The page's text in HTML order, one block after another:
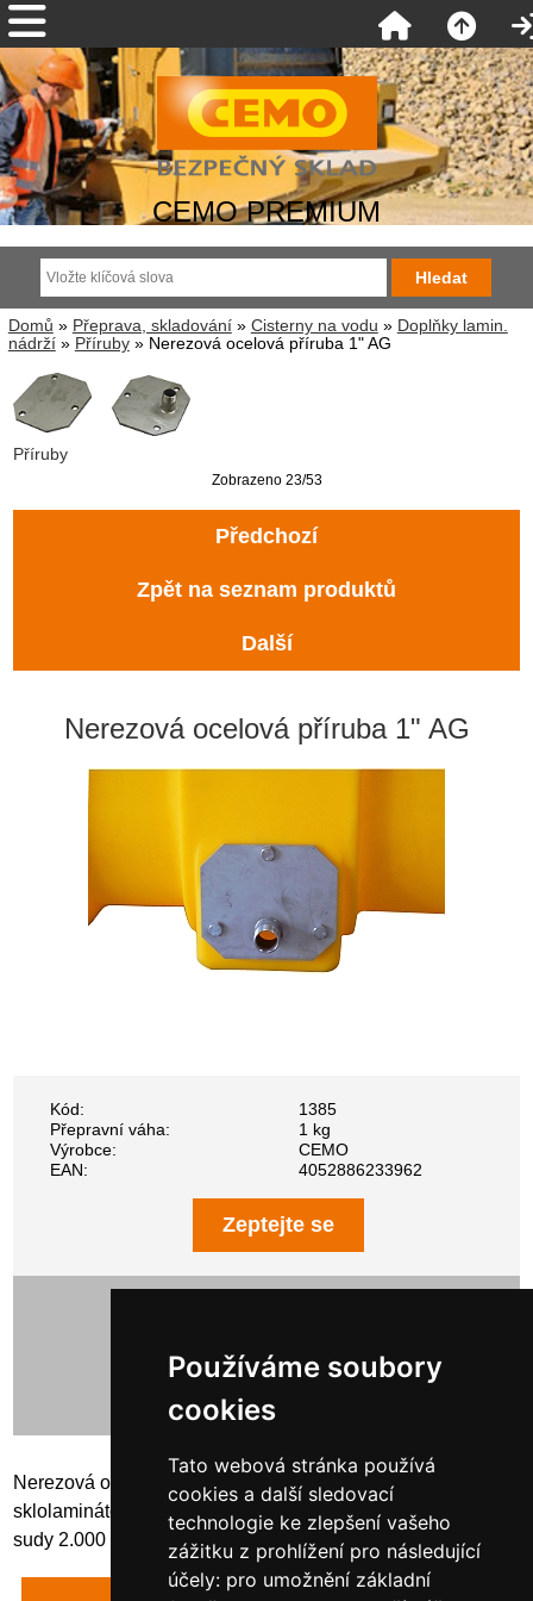
Používáme soubory
cookies
Tato webová stránka používá
cookies a další sledovací
technologie ke zlepšení vašeho
zážitku z prohlížení pro následující
účely: pro umožnění základní
CEMO PREMIUM
Domů » Přeprava, skladování» Cisterny na vodu » Doplňky lamin.
nádrží» Příruby» Nerezová ocelová příruba 1" AG
Příruby
Zobrazeno 23/53
Předchozí
Zpět na seznam produktů
Další
Nerezová ocelová příruba 1" AG
Kód:
1385
Přepravní váha:
1 kg
Výrobce:
CEMO
EAN:
4052886233962
Zeptejte se
Nerezová ocelová příruba se závitem, 3 otovry, 1" AG pro
sklolaminátové cisterny od 1.600 l do 15.500 l a plastové
sudy 2.000 l